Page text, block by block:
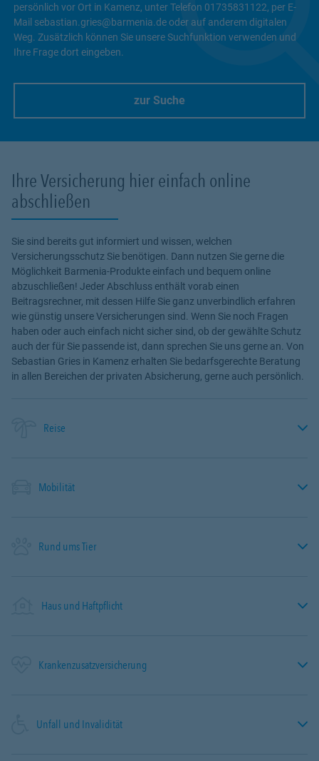
persönlich vor Ort in Kamenz, unter Telefon 01735831122, per E-
Mail sebastian.gries@barmenia.de oder auf anderem digitalen
Weg. Zusätzlich können Sie unsere Suchfunktion verwenden und
Ihre Frage dort eingeben.
zur Suche
Ihre Versicherung hier einfach online
abschließen
Sie sind bereits gut informiert und wissen, welchen
Versicherungsschutz Sie benötigen. Dann nutzen Sie gerne die
Möglichkeit Barmenia-Produkte einfach und bequem online
abzuschließen! Jeder Abschluss enthält vorab einen
Beitragsrechner, mit dessen Hilfe Sie ganz unverbindlich erfahren
wie günstig unsere Versicherungen sind. Wenn Sie noch Fragen
haben oder auch einfach nicht sicher sind, ob der gewählte Schutz
auch der für Sie passende ist, dann sprechen Sie uns gerne an. Von
Sebastian Gries in Kamenz erhalten Sie bedarfsgerechte Beratung
in allen Bereichen der privaten Absicherung, gerne auch persönlich.
Reise
Mobilität
Rund ums Tier
Haus und Haftpflicht
Krankenzusatzversicherung
Unfall und Invalidität